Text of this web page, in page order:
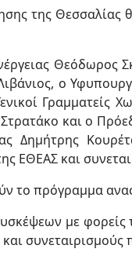
της Θεσσαλίας
Θεόδωρος
ο
Γραμματείς
και ο
ΕΘΕΑΣ και
το πρόγραμμα
με φορείς